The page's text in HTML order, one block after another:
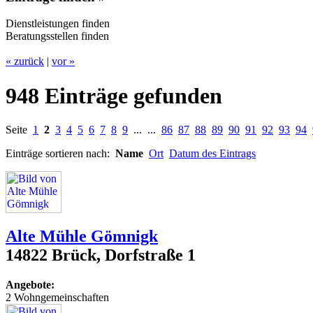
Dienstleistungen finden
Beratungsstellen finden
« zurück | vor »
948 Einträge gefunden
Seite 1 2 3 4 5 6 7 8 9 ... ... 86 87 88 89 90 91 92 93 94
Einträge sortieren nach: Name Ort Datum des Eintrags
Alte Mühle Gömnigk
14822 Brück, Dorfstraße 1
Angebote:
2 Wohngemeinschaften